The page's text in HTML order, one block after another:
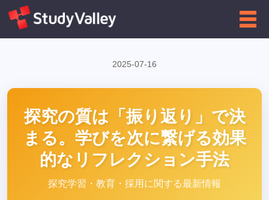
←高校向け インフォグラフィクス一覧に戻る
2025-07-16
探究の質は「振り返り」で決
まる。学びを次に繋げる効果
的なリフレクション手法
探究学習・教育・採用に関する最新情報